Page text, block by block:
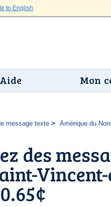
to English.
Aide Mon
message texte Amérique du Nord
des